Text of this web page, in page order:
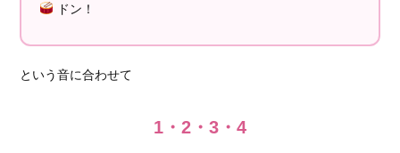
ドン！
という音に合わせて
1・2・3・4